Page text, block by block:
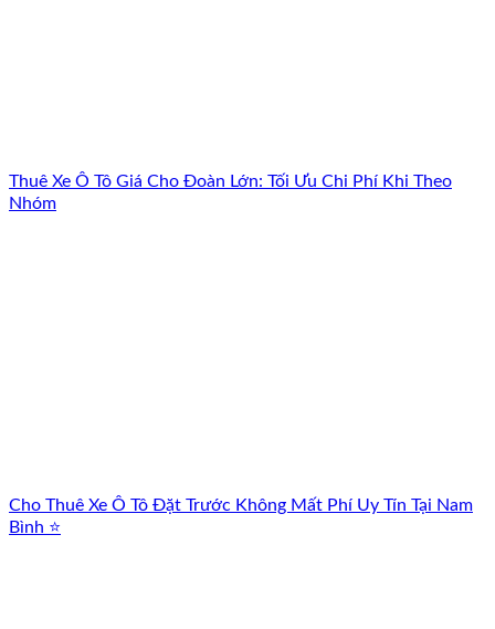
Thuê Xe Ô Tô Giá Cho Đoàn Lớn: Tối Ưu Chi Phí Khi Theo
Nhóm
Cho Thuê Xe Ô Tô Đặt Trước Không Mất Phí Uy Tín Tại Nam
Bình ⭐